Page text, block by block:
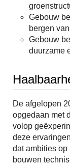
Gebouw
bergen
Gebouw
duurzame
De afgelopen
opgedaan met
volop
deze
dat ambities
bouwen